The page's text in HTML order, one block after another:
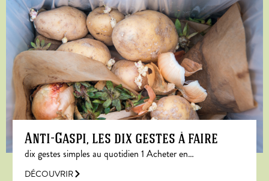
Anti-Gaspi, les dix gestes à faire
dix gestes simples au quotidien 1 Acheter en…
DÉCOUVRIR